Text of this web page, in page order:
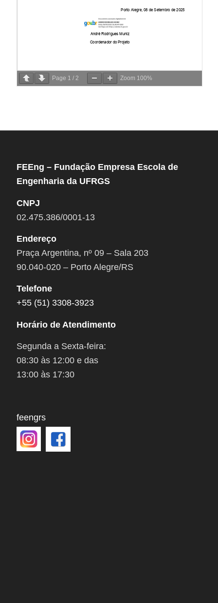
Page 1 / 2 Zoom 100%
FEEng – Fundação Empresa Escola de
Engenharia da UFRGS
CNPJ
02.475.386/0001-13
Endereço
Praça Argentina, nº 09 – Sala 203
90.040-020 – Porto Alegre/RS
Telefone
+55 (51) 3308-3923
Horário de Atendimento
Segunda a Sexta-feira:
08:30 às 12:00 e das
13:00 às 17:30
feengrs